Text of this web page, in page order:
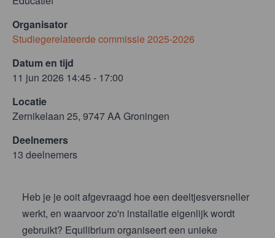
Organisator
Studiegerelateerde commissie 2025-2026
Datum en tijd
11 jun 2026 14:45 - 17:00
Locatie
Zernikelaan 25, 9747 AA Groningen
Deelnemers
13 deelnemers
Heb je je ooit afgevraagd hoe een deeltjesversneller
werkt, en waarvoor zo'n installatie eigenlijk wordt
gebruikt? Equilibrium organiseert een unieke